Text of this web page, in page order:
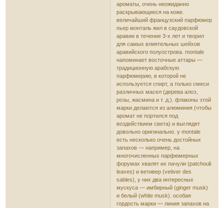
ароматы, очень неожиданно
раскрывающиеся на коже.
величайший французский парфюмер
пьер монталь жил в саудовской
аравии в течение 3-х лет и творил
для самых влиятельных шейхов
аравийского полуострова. montale
напоминает восточные аттары —
традиционную арабскую
парфюмерию, в которой не
используется спирт, а только смеси
различных масел (дерева алоэ,
розы, жасмина и т. д.). флаконы этой
марки делаются из алюминия (чтобы
аромат не портился под
воздействием света) и выглядят
довольно оригинально. у montale
есть несколько очень достойных
запахов — например, на
многочисленных парфюмерных
форумах хвалят их пачули (patchouli
leaves) и ветивер (vetiver des
sables), у них два интересных
мускуса — имбирный (ginger musk)
и белый (white musk). особая
гордость марки — линия запахов на